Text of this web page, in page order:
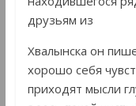
друзьям из
Хвалынска он
хорошо себя
приходят мысли